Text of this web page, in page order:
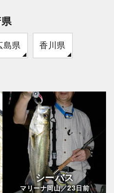
島県 香川県
シーバス
マリーナ岡山／23日前